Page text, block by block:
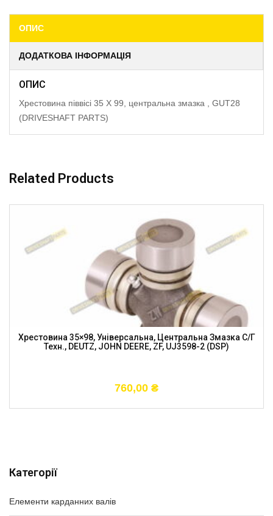
Категорії
Елементи карданних валів
ОПИС
ДОДАТКОВА ІНФОРМАЦІЯ
ОПИС
Хрестовина піввісі 35 X 99, центральна змазка , GUT28
(DRIVESHAFT PARTS)
Related Products
Хрестовина 35×98, Універсальна, Центральна Змазка С/г
Техн., DEUTZ, JOHN DEERE, ZF, UJ3598-2 (DSP)
760,00 ₴